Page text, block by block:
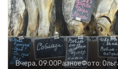
Вчера, 09:00РазноеФото: